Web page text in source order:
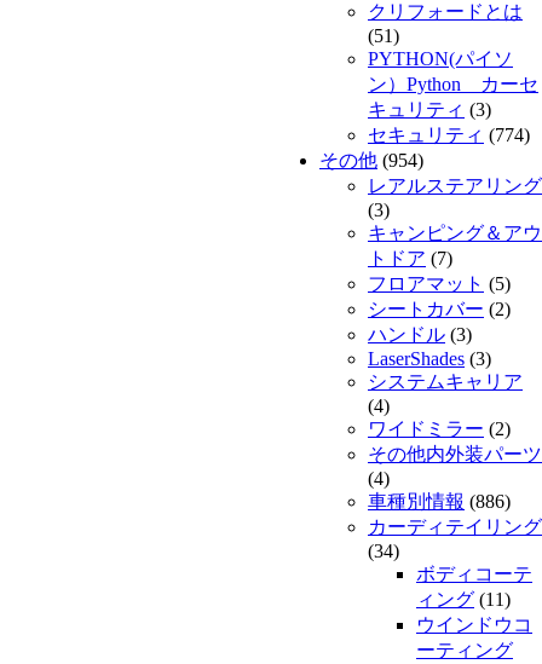
クリフォードとは
(51)
PYTHON(パイソ
ン）Python カーセ
キュリティ (3)
セキュリティ (774)
その他 (954)
レアルステアリング
(3)
キャンピング＆アウ
トドア (7)
フロアマット (5)
シートカバー (2)
ハンドル (3)
LaserShades (3)
システムキャリア
(4)
ワイドミラー (2)
その他内外装パーツ
(4)
車種別情報 (886)
カーディテイリング
(34)
ボディコーテ
ィング (11)
ウインドウコ
ーティング